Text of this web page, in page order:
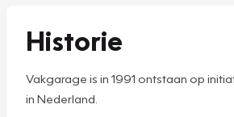
Historie
Vakgarage is in 1991 ontstaan op
in Nederland.